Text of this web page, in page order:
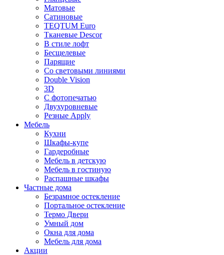
Матовые
Сатиновые
TEQTUM Euro
Тканевые Descor
В стиле лофт
Бесщелевые
Парящие
Со световыми линиями
Double Vision
3D
С фотопечатью
Двухуровневые
Резные Apply
Мебель
Кухни
Шкафы-купе
Гардеробные
Мебель в детскую
Мебель в гостиную
Распашные шкафы
Частные дома
Безрамное остекление
Портальное остекление
Термо Двери
Умный дом
Окна для дома
Мебель для дома
Акции